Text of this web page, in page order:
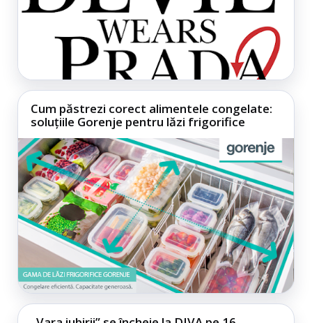
Cum păstrezi corect alimentele congelate:
soluțiile Gorenje pentru lăzi frigorifice